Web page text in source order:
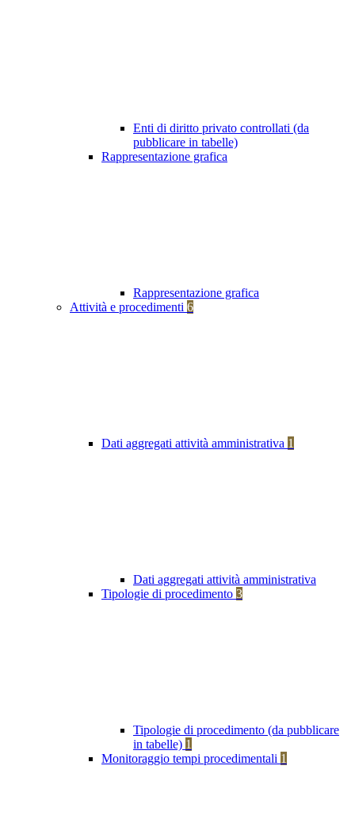
Enti di diritto privato controllati (da
pubblicare in tabelle)
Rappresentazione grafica
Rappresentazione grafica
Attività e procedimenti 6
Dati aggregati attività amministrativa 1
Dati aggregati attività amministrativa
Tipologie di procedimento 3
Tipologie di procedimento (da pubblicare
in tabelle) 1
Monitoraggio tempi procedimentali 1